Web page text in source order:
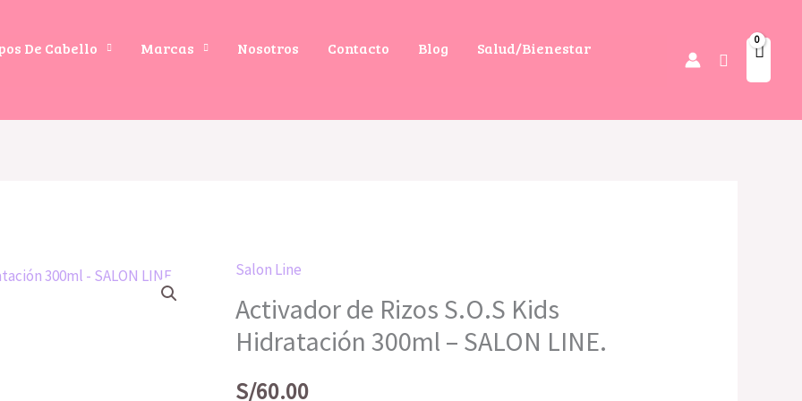
De Cabello Marcas Nosotros Contacto Blog
Salud/Bienestar
Buscar
Salon Line
Activador de Rizos S.O.S Kids
Hidratación 300ml – SALON LINE.
S/60.00